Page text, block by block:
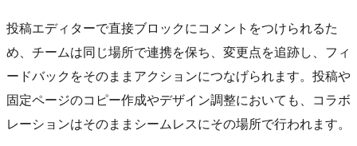
投稿エディターで直接ブロックにコメントをつけられるた
め、チームは同じ場所で連携を保ち、変更点を追跡し、フィ
ードバックをそのままアクションにつなげられます。投稿や
固定ページのコピー作成やデザイン調整においても、コラボ
レーションはそのままシームレスにその場所で行われます。